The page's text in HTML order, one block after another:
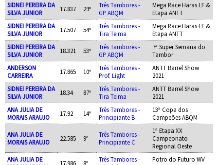
SIDNEI PEREIRA DA
SILVA JUNIOR
17.837 29º
Três Tambores -
GP ABQM
Mega Race Haras LF &
Etapa ANTT
SIDNEI PEREIRA DA
SILVA JUNIOR
17.507 54º
Três Tambores -
Tira Teima
Mega Race Haras LF &
Etapa ANTT
SIDNEI PEREIRA DA
SILVA JUNIOR
18.321 53º
Três Tambores -
GP ABQM
7ª Super Semana do
Tambor
ANDERSON
CARREIRA
17.865 10º
Três Tambores -
Prof. Light
ANTT Barrel Show
2021
SIDNEI PEREIRA DA
SILVA JUNIOR
18.34 87º
Três Tambores -
Tira Teima
ANTT Barrel Show
2021
ANA JULIA DE
MORAIS ARAUJO
17.92 14º
Três Tambores -
Principiante B
13ª Copa dos
Campeões ABQM
ANA JULIA DE
MORAIS ARAUJO
22.585 9º
Três Tambores -
Principiante C
1ª Etapa XX
Campeonato
Regional Oeste
ANA JULIA DE
17.986 8º
Três Tambores -
Potro do Futuro WV